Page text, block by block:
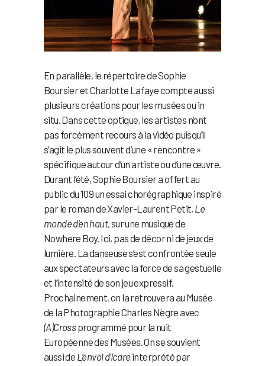
En parallèle, le répertoire de Sophie
Boursier et Charlotte Lafaye compte aussi
plusieurs créations pour les musées ou in
situ. Dans cette optique, les artistes n’ont
pas forcément recours à la vidéo puisqu’il
s’agit le plus souvent d’une « rencontre »
spécifique autour d’un artiste ou d’une œuvre.
Durant l’été, Sophie Boursier a offert au
public du 109 un essai chorégraphique inspiré
par le roman de Xavier-Laurent Petit, Le
monde d’en haut, sur une musique de
Nowhere Boy. Ici, pas de décor ni de jeux de
lumière. La danseuse s’est confrontée seule
aux spectateurs avec la force de sa gestuelle
et l’intensité de son jeu expressif.
Prochainement, on la retrouvera au Musée
de la Photographie Charles Nègre avec
(A)Crossprogrammé pour la nuit
Européenne des Musées. On se souvient
aussi de L’envol d’Icare interprété par